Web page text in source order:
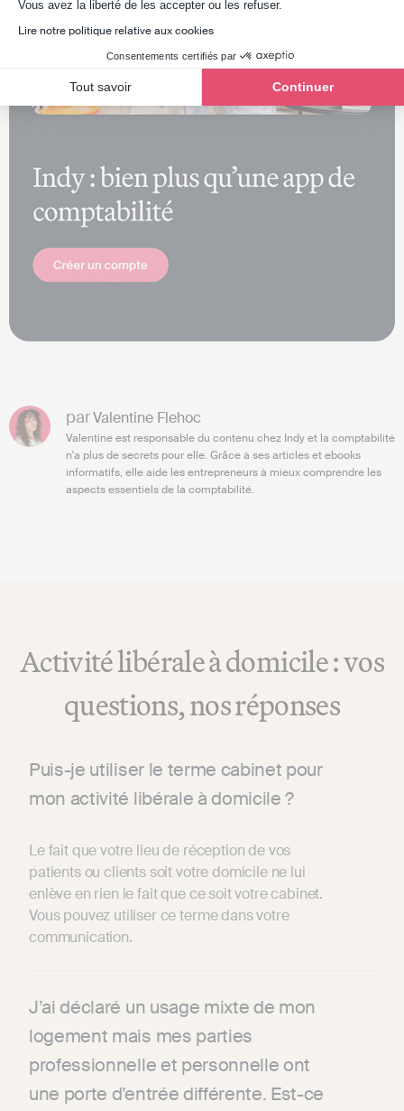
Vous avez la liberté de les accepter ou les refuser.
Lire notre politique relative aux cookies
Consentements certifiés par
Tout savoir Continuer
parValentine Flehoc
Valentine est responsable du contenu chez Indy et la comptabilité
n'a plus de secrets pour elle. Grâce à ses articles et ebooks
informatifs, elle aide les entrepreneurs à mieux comprendre les
aspects essentiels de la comptabilité.
Activité libérale à domicile : vos
questions, nos réponses
Puis-je utiliser le terme cabinet pour
mon activité libérale à domicile ?
Le fait que votre lieu de réception de vos
patients ou clients soit votre domicile ne lui
enlève en rien le fait que ce soit votre cabinet.
Vous pouvez utiliser ce terme dans votre
communication.
J’ai déclaré un usage mixte de mon
logement mais mes parties
professionnelle et personnelle ont
une porte d’entrée différente. Est-ce